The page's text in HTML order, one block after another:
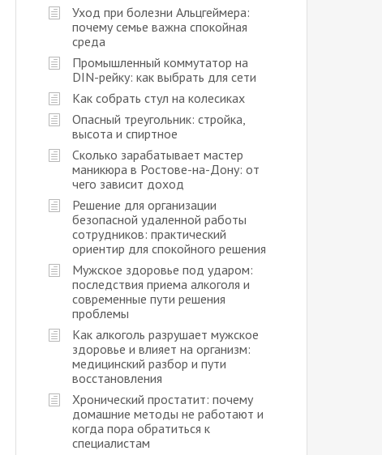
Уход при болезни Альцгеймера:
почему семье важна спокойная
среда
Промышленный коммутатор на
DIN-рейку: как выбрать для сети
Как собрать стул на колесиках
Опасный треугольник: стройка,
высота и спиртное
Сколько зарабатывает мастер
маникюра в Ростове-на-Дону: от
чего зависит доход
Решение для организации
безопасной удаленной работы
сотрудников: практический
ориентир для спокойного решения
Мужское здоровье под ударом:
последствия приема алкоголя и
современные пути решения
проблемы
Как алкоголь разрушает мужское
здоровье и влияет на организм:
медицинский разбор и пути
восстановления
Хронический простатит: почему
домашние методы не работают и
когда пора обратиться к
специалистам